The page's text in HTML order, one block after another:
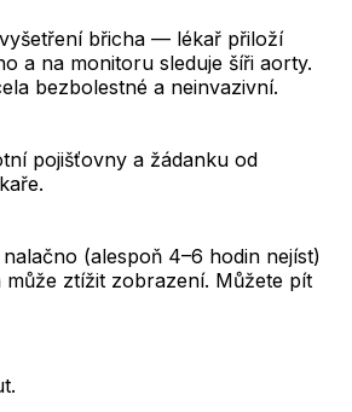
břicha — lékař přiloží
a na monitoru sleduje šíři aorty.
bezbolestné a neinvazivní.
pojišťovny a žádanku od
(alespoň 4–6 hodin nejíst)
ztížit zobrazení. Můžete pít